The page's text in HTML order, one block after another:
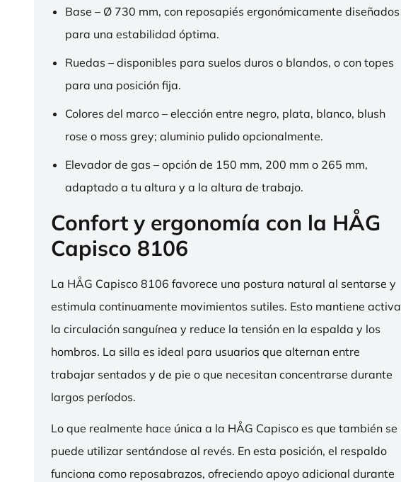
Base – Ø 730 mm, con reposapiés ergonómicamente diseñados
para una estabilidad óptima.
Ruedas – disponibles para suelos duros o blandos, o con topes
para una posición fija.
Colores del marco – elección entre negro, plata, blanco, blush
rose o moss grey; aluminio pulido opcionalmente.
Elevador de gas – opción de 150 mm, 200 mm o 265 mm,
adaptado a tu altura y a la altura de trabajo.
Confort y ergonomía con la HÅG
Capisco 8106
La HÅG Capisco 8106 favorece una postura natural al sentarse y
estimula continuamente movimientos sutiles. Esto mantiene activa
la circulación sanguínea y reduce la tensión en la espalda y los
hombros. La silla es ideal para usuarios que alternan entre
trabajar sentados y de pie o que necesitan concentrarse durante
largos períodos.
Lo que realmente hace única a la HÅG Capisco es que también se
puede utilizar sentándose al revés. En esta posición, el respaldo
funciona como reposabrazos, ofreciendo apoyo adicional durante